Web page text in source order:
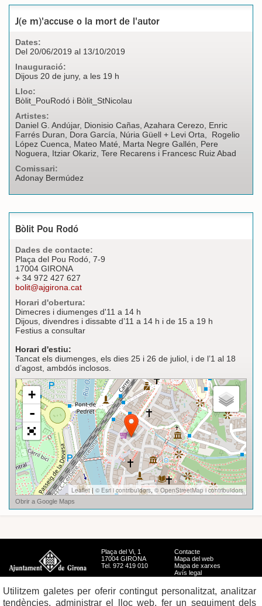
J(e m)'accuse o la mort de l'autor
Dates:
Del 20/06/2019 al 13/10/2019
Inauguració:
Dijous 20 de juny, a les 19 h
Lloc:
Bòlit_PouRodó i Bòlit_StNicolau
Artistes:
Daniel G. Andújar, Dionisio Cañas, Azahara Cerezo, Enric
Farrés Duran, Dora García, Núria Güell + Levi Orta, Rogelio
López Cuenca, Mateo Maté, Marta Negre Gallén, Pere
Noguera, Itziar Okariz, Tere Recarens i Francesc Ruiz Abad
Comissari:
Adonay Bermúdez
Bòlit Pou Rodó
Dades de contacte:
Plaça del Pou Rodó, 7-9
17004 GIRONA
+ 34 972 427 627
bolit@ajgirona.cat
Horari d'obertura:
Dimecres i diumenges d'11 a 14 h
Dijous, divendres i dissabte d’11 a 14 h i de 15 a 19 h
Festius a consultar
Horari d'estiu:
Tancat els diumenges, els dies 25 i 26 de juliol, i de l’1 al 18
d’agost, ambdós inclosos.
Plaça del Vi, 1
17004 GIRONA
Tel. 972 419 010
Contacte
Mapa del web
Mapa de xarxes
Avís legal
Utilitzem galetes per oferir contingut personalitzat, analitzar
tendències, administrar el lloc web, fer un seguiment dels